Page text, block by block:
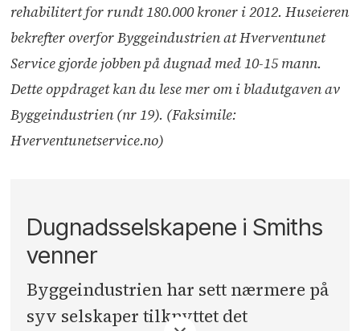
rehabilitert for rundt 180.000 kroner i 2012. Huseieren
bekrefter overfor Byggeindustrien at Hverventunet
Service gjorde jobben på dugnad med 10-15 mann.
Dette oppdraget kan du lese mer om i bladutgaven av
Byggeindustrien (nr 19). (Faksimile:
Hverventunetservice.no)
Dugnadsselskapene i Smiths
venner
Byggeindustrien har sett nærmere på
syv selskaper tilknyttet det